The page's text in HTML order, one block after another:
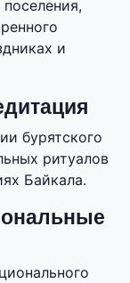
и
бурятского
ритуалов
Байкала.